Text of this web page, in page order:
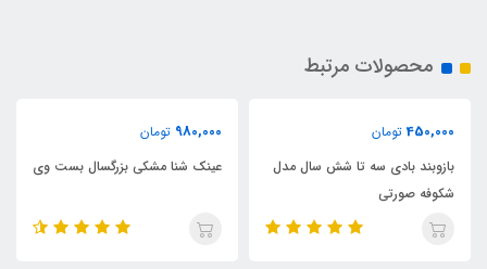
محصولات مرتبط
450,000 تومان
بازوبند بادی سه تا شش سال مدل
شکوفه صورتی
980,000 تومان
عینک شنا مشکی بزرگسال بست وی